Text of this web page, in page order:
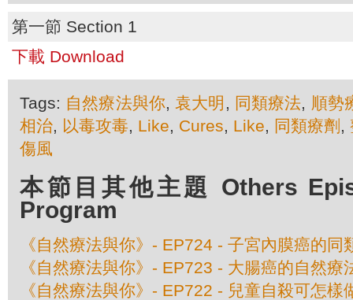
第一節 Section 1
下載 Download
Tags: 自然療法與你,袁大明 , 同類療法, 順勢
相治, 以毒攻毒, Like, Cures, Like, 同類療劑 ,
傷風
本節目其他主題 Others
Program
《自然療法與你》- EP724 - 子宮內膜癌的同
《自然療法與你》- EP723 - 大腸癌的自然療
《自然療法與你》- EP722 - 兒童自殺可怎樣